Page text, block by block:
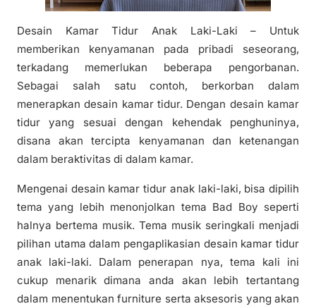
Desain Kamar Tidur Anak Laki-Laki – Untuk
memberikan kenyamanan pada pribadi seseorang,
terkadang memerlukan beberapa pengorbanan.
Sebagai salah satu contoh, berkorban dalam
menerapkan desain kamar tidur. Dengan desain kamar
tidur yang sesuai dengan kehendak penghuninya,
disana akan tercipta kenyamanan dan ketenangan
dalam beraktivitas di dalam kamar.
Mengenai desain kamar tidur anak laki-laki, bisa dipilih
tema yang lebih menonjolkan tema Bad Boy seperti
halnya bertema musik. Tema musik seringkali menjadi
pilihan utama dalam pengaplikasian desain kamar tidur
anak laki-laki. Dalam penerapan nya, tema kali ini
cukup menarik dimana anda akan lebih tertantang
dalam menentukan furniture serta aksesoris yang akan